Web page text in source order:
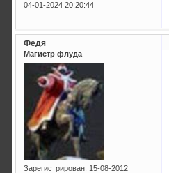
04-01-2024 20:20:44
Федя
Магистр флуда
Зарегистрирован: 15-08-2012